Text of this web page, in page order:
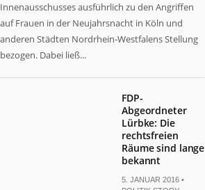
Innenausschusses ausführlich zu den Angriffen
auf Frauen in der Neujahrsnacht in Köln und
anderen Städten Nordrhein-Westfalens Stellung
bezogen. Dabei ließ...
FDP-
Abgeordneter
Lürbke: Die
rechtsfreien
Räume sind lange
bekannt
5. JANUAR 2016 •